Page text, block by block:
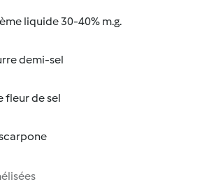
liquide 30-40% m.g.
demi-sel
fleur de sel